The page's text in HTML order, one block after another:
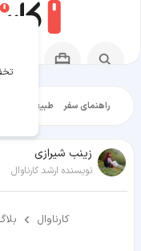
راهنمای سفر طبیعت‌گردی
زينب شيرازی
نویسنده ارشد کارناوال
کارناوال